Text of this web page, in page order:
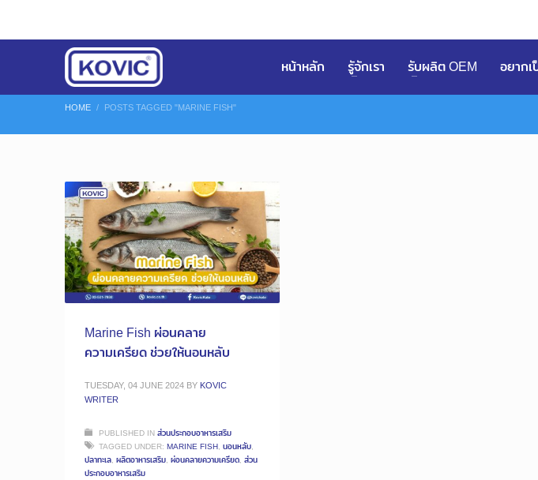
หน้าหลัก รูัจักเรา รับผลิต OEM อยาก
HOME POSTS TAGGED "MARINE FISH"
Marine Fish ผ่อนคลาย
ความเครียด ช่วยให้นอนหลับ
TUESDAY, 04 JUNE 2024 BY KOVIC
WRITER
PUBLISHED INส่วนประกอบอาหารเสริม
TAGGED UNDER: MARINE FISH, นอนหลับ,
ปลาทะเล, ผลิตอาหารเสริม, ผ่อนคลายความเครียด, ส่วน
ประกอบอาหารเสริม